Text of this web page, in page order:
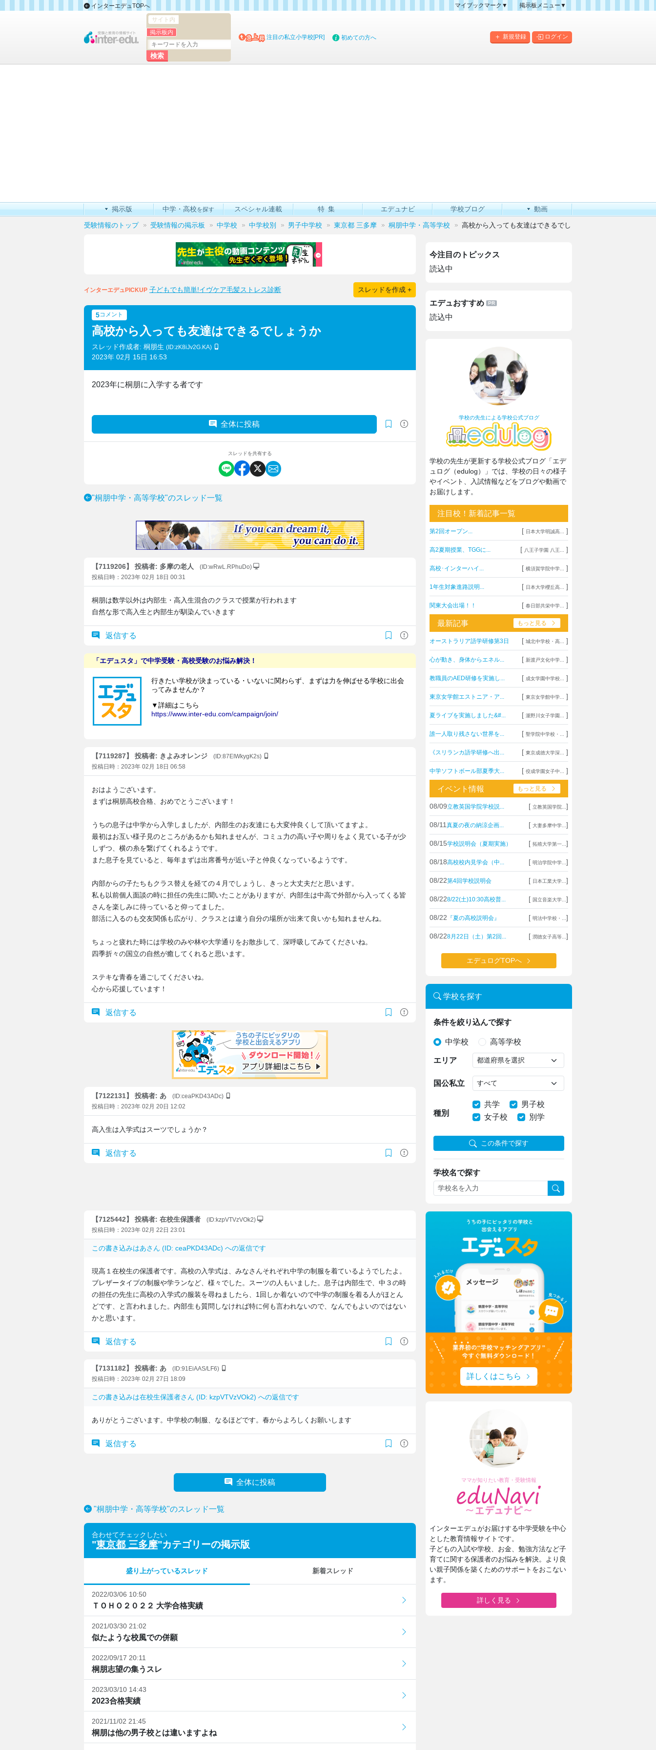
インターエデュTOPへ
マイブックマーク▼
掲示板メニュー▼
掲示板マップ
新規登録 ログイン
サイト内
掲示板内
注目の私立小学校[PR] 初めての方へ
掲示版 中学・高校を探す スペシャル連載 特集 エデュナビ 学校ブログ 動画
受験情報のトップ 受験情報の掲示板 中学校 中学校別 男子中学校 東京都 三多摩 桐朋中学・高等学校 高校から入っても友達はできるでしょうか
インターエデュPICKUP 子どもでも簡単!イヴケア毛髪ストレス診断 スレッドを作成 +
5コメント
高校から入っても友達はできるでしょうか
スレッド作成者: 桐朋生 (ID:zK8iJv2G.KA)
2023年 02月 15日 16:53
2023年に桐朋に入学する者です
全体に投稿
スレッドを共有する
"桐朋中学・高等学校"のスレッド一覧
【7119206】 投稿者: 多摩の老人
(ID:wRwL.RPhuDo)
投稿日時：2023年 02月 18日 00:31
桐朋は数学以外は内部生・高入生混合のクラスで授業が行われます
自然な形で高入生と内部生が馴染んでいきます
返信する
【7119287】 投稿者: きよみオレンジ
(ID:87EIWkygK2s)
投稿日時：2023年 02月 18日 06:58
おはようございます。
まずは桐朋高校合格、おめでとうございます！
うちの息子は中学から入学しましたが、内部生のお友達にも大変仲良くして頂いてますよ。
最初はお互い様子見のところがあるかも知れませんが、コミュ力の高い子や周りをよく見ている子が少
しずつ、横の糸を繋げてくれるようです。
また息子を見ていると、毎年まずは出席番号が近い子と仲良くなっているようです。
内部からの子たちもクラス替えを経ての４月でしょうし、きっと大丈夫だと思います。
私も以前個人面談の時に担任の先生に聞いたことがありますが、内部生は中高で外部から入ってくる皆
さんを楽しみに待っていると仰ってました。
部活に入るのも交友関係も広がり、クラスとは違う自分の場所が出来て良いかも知れませんね。
ちょっと疲れた時には学校のみや林や大学通りをお散歩して、深呼吸してみてくださいね。
四季折々の国立の自然が癒してくれると思います。
ステキな青春を過ごしてくださいね。
心から応援しています！
返信する
【7122131】 投稿者: あ
(ID:ceaPKD43ADc)
投稿日時：2023年 02月 20日 12:02
高入生は入学式はスーツでしょうか？
返信する
【7125442】 投稿者: 在校生保護者
(ID:kzpVTVzVOk2)
投稿日時：2023年 02月 22日 23:01
この書き込みはあさん (ID: ceaPKD43ADc) への返信です
現高１在校生の保護者です。高校の入学式は、みなさんそれぞれ中学の制服を着ているようでしたよ。
ブレザータイプの制服や学ランなど、様々でした。スーツの人もいました。息子は内部生で、中３の時
の担任の先生に高校の入学式の服装を尋ねましたら、1回しか着ないので中学の制服を着る人がほとん
どです、と言われました。内部生も質問しなければ特に何も言われないので、なんでもよいのではない
かと思います。
返信する
【7131182】 投稿者: あ
(ID:91EiAAS/LF6)
投稿日時：2023年 02月 27日 18:09
この書き込みは在校生保護者さん (ID: kzpVTVzVOk2) への返信です
ありがとうございます。中学校の制服、なるほどです。春からよろしくお願いします
返信する
全体に投稿
"桐朋中学・高等学校"のスレッド一覧
合わせてチェックしたい
"東京都 三多摩"カテゴリーの掲示版
盛り上がっているスレッド 新着スレッド
2022/03/06 10:50
ＴＯＨＯ２０２２ 大学合格実績
2021/03/30 21:02
似たような校風での併願
2022/09/17 20:11
桐朋志望の集うスレ
2023/03/10 14:43
2023合格実績
2021/11/02 21:45
桐朋は他の男子校とは違いますよね
今注目のトピックス
読込中
エデュおすすめ
読込中
学校の先生による学校公式ブログ
学校の先生が更新する学校公式ブログ「エデ
ュログ（edulog）」では、学校の日々の様子
やイベント、入試情報などをブログや動画で
お届けします。
注目校！新着記事一覧
第2回オープン... [ 日本大学明誠高... ]
高2夏期授業、TGGに... [ 八王子学園 八王... ]
高校･インターハイ... [ 横須賀学院中学... ]
1年生対象進路説明... [ 日本大学櫻丘高... ]
関東大会出場！！ [ 春日部共栄中学... ]
最新記事 もっと見る
オーストラリア語学研修第3日 [ 城北中学校・高... ]
心が動き、身体からエネル... [ 新渡戸文化中学... ]
教職員のAED研修を実施し... [ 成女学園中学校... ]
東京女学館エストニア・ア... [ 東京女学館中学... ]
夏ライブを実施しました&#... [ 瀧野川女子学園... ]
誰一人取り残さない世界を... [ 聖学院中学校・... ]
《スリランカ語学研修へ出... [ 東京成徳大学深... ]
中学ソフトボール部夏季大... [ 佼成学園女子中... ]
イベント情報 もっと見る
08/09立教英国学院学校説... [ 立教英国学院... ]
08/11 真夏の夜の納涼企画... [ 大妻多摩中学... ]
08/15学校説明会（夏期実施） [ 拓殖大学第一... ]
08/18高校校内見学会（中... [ 明治学院中学... ]
08/22第4回学校説明会 [ 日本工業大学... ]
08/228/22(土)10:30高校普... [ 国立音楽大学... ]
08/22 『夏の高校説明会』 [ 明法中学校・... ]
08/228月22日（土）第2回... [ 潤徳女子高等... ]
エデュログTOPへ
学校を探す
条件を絞り込んで探す
中学校 高等学校
エリア
国公私立
種別
共学
男子校
女子校
別学
この条件で探す
学校名で探す
詳しくはこちら
ママが知りたい教育・受験情報
インターエデュがお届けする中学受験を中心
とした教育情報サイトです。
子どもの入試や学校、お金、勉強方法など子
育てに関する保護者のお悩みを解決。より良
い親子関係を築くためのサポートをおこない
ます。
詳しく見る